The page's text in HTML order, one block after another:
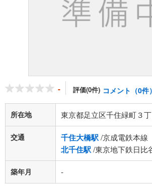
- 評価(0件) コメント（0件）
所在地 東京都足立区千住緑町３
交通 千住大橋駅/京成電鉄本
北千住駅/東京地下鉄日
築年月 -